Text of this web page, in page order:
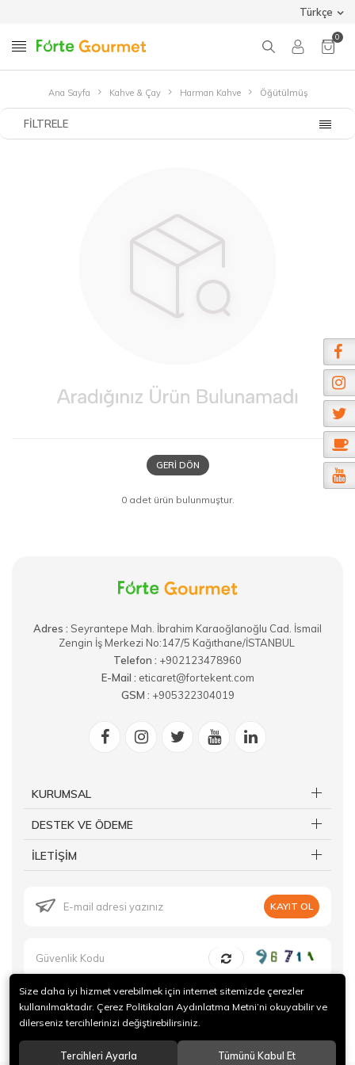
Türkçe
0
Ana Sayfa Kahve & Çay Harman Kahve Öğütülmüş
FILTRELE
GERI DÖN
0 adet ürün bulunmuştur.
Adres : ​Seyrantepe Mah. İbrahim Karaoğlanoğlu Cad. İsmail
Zengin İş Merkezi No:147/5 Kağıthane/İSTANBUL
Telefon : +902123478960
E-Mail : eticaret@fortekent.com
GSM : +905322304019
KURUMSAL
DESTEK VE ÖDEME
İLETİŞİM
KAYIT OL
© 2019 Forte Gurme Tüm hakları saklıdır.
Size daha iyi hizmet verebilmek için internet sitemizde çerezler
kullanılmaktadır. Çerez Politikaları Aydınlatma Metni’ni okuyabilir ve
dilerseniz tercihlerinizi değiştirebilirsiniz.
Tercihleri Ayarla Tümünü Kabul Et